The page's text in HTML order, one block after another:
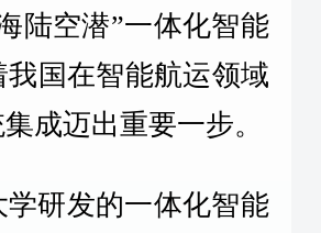
陆空潜”一体化智能
国在智能航运领域
成迈出重要一步。
研发的一体化智能